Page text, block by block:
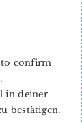
auf den
(die
Helfer, wie
und
to confirm
in deiner
bestätigen.